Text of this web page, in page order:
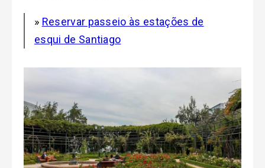
» Reservar passeio às estações de
esqui de Santiago